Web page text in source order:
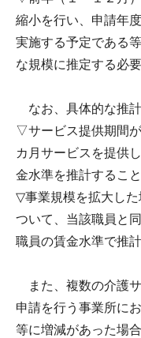
縮小を行い、申請年
実施する予定である
な規模に推定する必
なお、具体的な推計
▽サービス提供期間
カ月サービスを提供
金水準を推計すること
▽事業規模を拡大し
ついて、当該職員と
職員の賃金水準で推
また、複数の介護
申請を行う事業所に
等に増減があった場